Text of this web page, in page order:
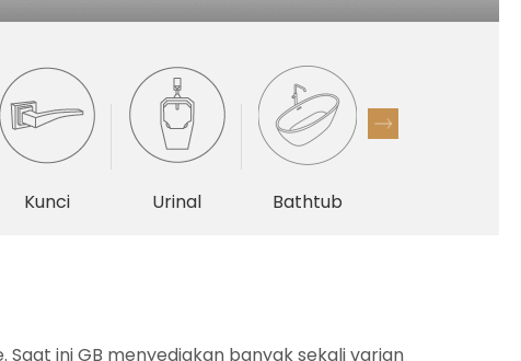
Kunci Urinal Bathtub
ini GB menyediakan banyak sekali varian